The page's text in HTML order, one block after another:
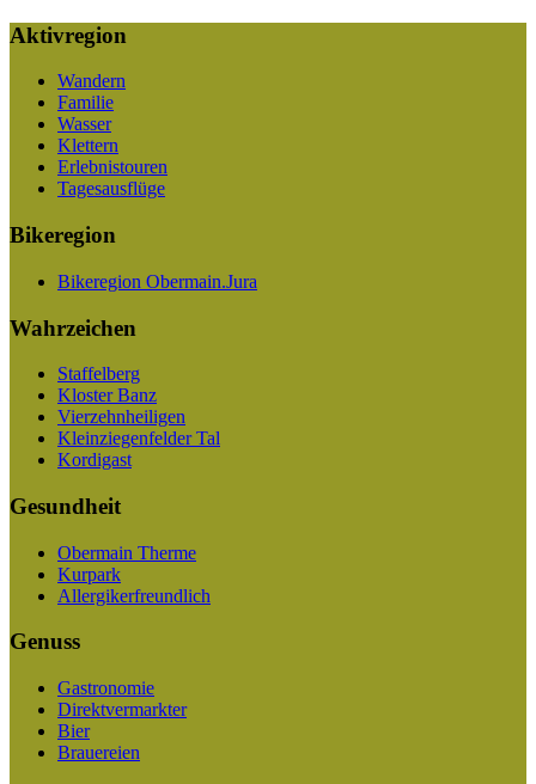
Aktivregion
Wandern
Familie
Wasser
Klettern
Erlebnistouren
Tagesausflüge
Bikeregion
Bikeregion Obermain.Jura
Wahrzeichen
Staffelberg
Kloster Banz
Vierzehnheiligen
Kleinziegenfelder Tal
Kordigast
Gesundheit
Obermain Therme
Kurpark
Allergikerfreundlich
Genuss
Gastronomie
Direktvermarkter
Bier
Brauereien